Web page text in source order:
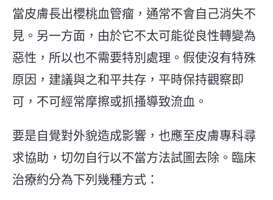
當皮膚長出櫻桃血管瘤，通常不會自己消失不
見。另一方面，由於它不太可能從良性轉變為
惡性，所以也不需要特別處理。假使沒有特殊
原因，建議與之和平共存，平時保持觀察即
可，不可經常摩擦或抓搔導致流血。
要是自覺對外貌造成影響，也應至皮膚專科尋
求協助，切勿自行以不當方法試圖去除。臨床
治療約分為下列幾種方式：